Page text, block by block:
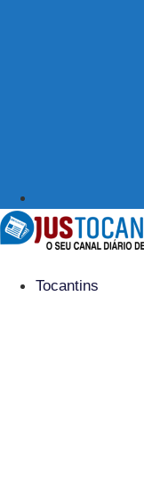
Tocantins